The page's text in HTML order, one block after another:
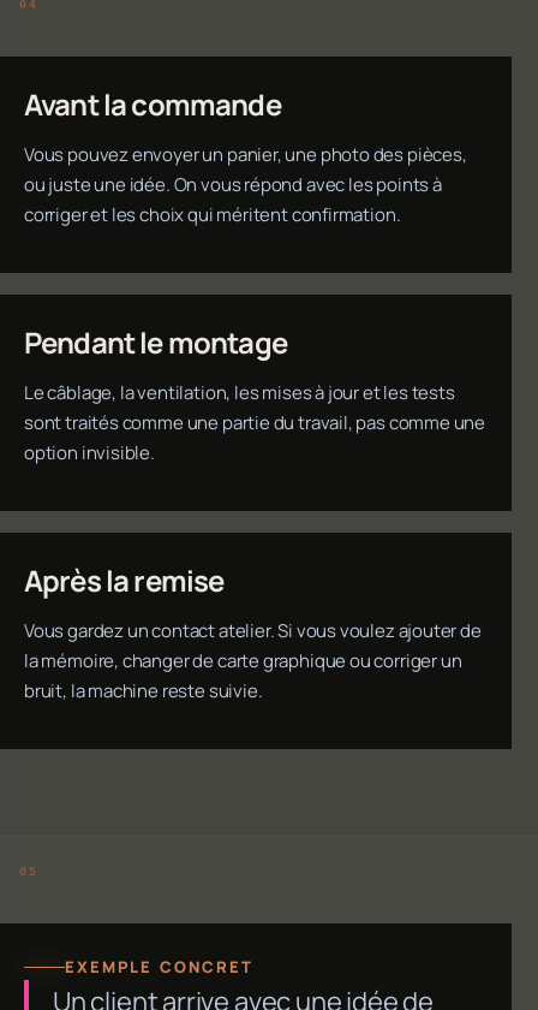
Avant la commande
Vous pouvez envoyer un panier, une photo des pièces,
ou juste une idée. On vous répond avec les points à
corriger et les choix qui méritent confirmation.
Pendant le montage
Le câblage, la ventilation, les mises à jour et les tests
sont traités comme une partie du travail, pas comme une
option invisible.
Après la remise
Vous gardez un contact atelier. Si vous voulez ajouter de
la mémoire, changer de carte graphique ou corriger un
bruit, la machine reste suivie.
EXEMPLE CONCRET
Un client arrive avec une idée de